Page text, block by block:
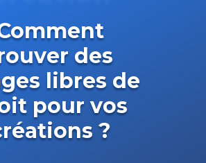
des
libres de
pour vos
?